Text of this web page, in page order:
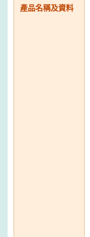
產品名稱及資料